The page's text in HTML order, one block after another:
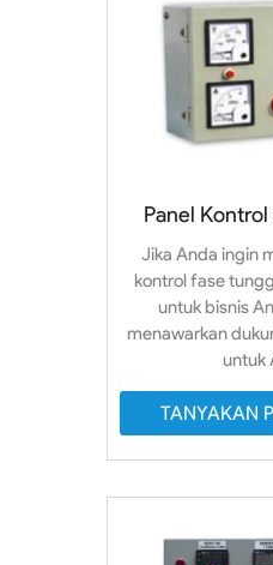
Panel Kontrol
Jika Anda ingin
kontrol fase
untuk bisnis
menawarkan
untuk
TANYAKAN